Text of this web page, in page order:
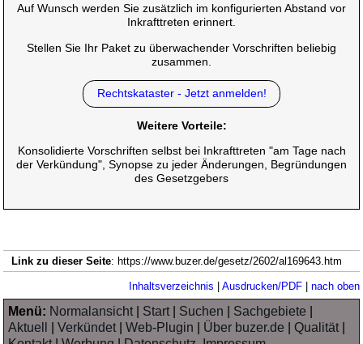
Auf Wunsch werden Sie zusätzlich im konfigurierten Abstand vor
Inkrafttreten erinnert.
Stellen Sie Ihr Paket zu überwachender Vorschriften beliebig
zusammen.
Rechtskataster - Jetzt anmelden!
Weitere Vorteile:
Konsolidierte Vorschriften selbst bei Inkrafttreten "am Tage nach
der Verkündung", Synopse zu jeder Änderungen, Begründungen
des Gesetzgebers
Link zu dieser Seite: https://www.buzer.de/gesetz/2602/al169643.htm
Inhaltsverzeichnis Ausdrucken/PDF| nach oben
Menü: Normalansicht| Start| Suchen Sachgebiete
Aktuell
|Verkündet|Web-Plugin Über buzer.de |Qualität|